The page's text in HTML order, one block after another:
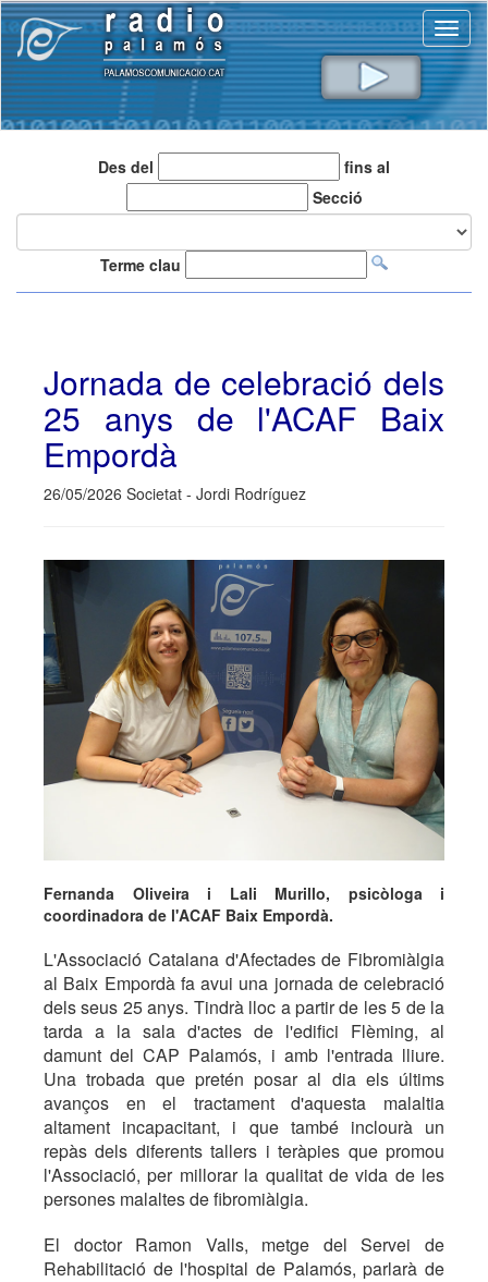
Des del
fins al
Secció
Terme clau
Jornada de celebració dels
25 anys de l'ACAF Baix
Empordà
26/05/2026 Societat - Jordi Rodríguez
Fernanda Oliveira i Lali Murillo, psicòloga i
coordinadora de l'ACAF Baix Empordà.
L'Associació Catalana d'Afectades de Fibromiàlgia
al Baix Empordà fa avui una jornada de celebració
dels seus 25 anys. Tindrà lloc a partir de les 5 de la
tarda a la sala d'actes de l'edifici Flèming, al
damunt del CAP Palamós, i amb l'entrada lliure.
Una trobada que pretén posar al dia els últims
avanços en el tractament d'aquesta malaltia
altament incapacitant, i que també inclourà un
repàs dels diferents tallers i teràpies que promou
l'Associació, per millorar la qualitat de vida de les
persones malaltes de fibromiàlgia.
El doctor Ramon Valls, metge del Servei de
Rehabilitació de l'hospital de Palamós, parlarà de